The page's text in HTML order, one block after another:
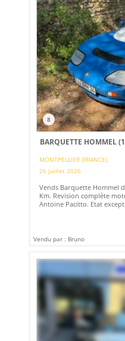
8
BARQUETTE HOMMEL
MONTPELLIER (FRANCE)
26 juillet 2026
Vends Barquette Hommel
Km. Revision complète
Antoine Pacitto. Etat
Vendu par : Bruno